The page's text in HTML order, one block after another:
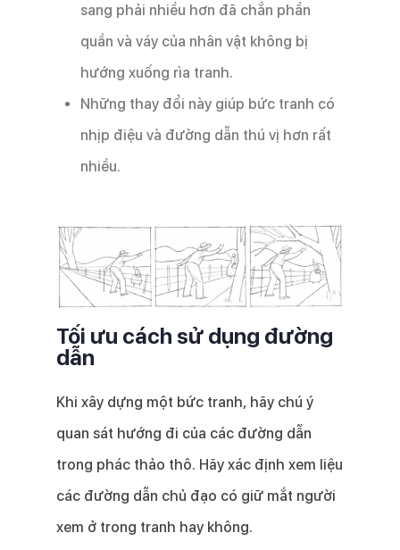
sang phải nhiều hơn đã chắn phần
quần và váy của nhân vật không bị
hướng xuống rìa tranh.
Những thay đổi này giúp bức tranh có
nhịp điệu và đường dẫn thú vị hơn rất
nhiều.
Tối ưu cách sử dụng đường
dẫn
Khi xây dựng một bức tranh, hãy chú ý
quan sát hướng đi của các đường dẫn
trong phác thảo thô. Hãy xác định xem liệu
các đường dẫn chủ đạo có giữ mắt người
xem ở trong tranh hay không.